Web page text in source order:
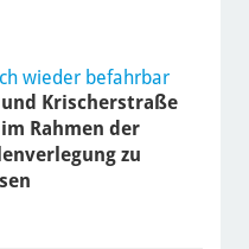
wieder befahrbar
Krischerstraße
Rahmen der
zu